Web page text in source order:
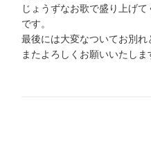
じょうずなお歌で盛り上げ
です。
最後には大変なついてお別れ
またよろしくお願いいたしま